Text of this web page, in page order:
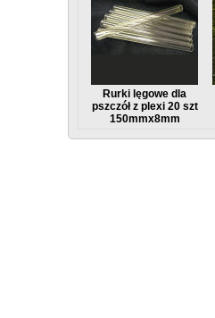
Rurki lęgowe dla
pszczół z plexi 20 szt
150mmx8mm